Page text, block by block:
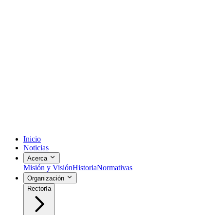
Inicio
Noticias
Acerca
Misión y VisiónHistoriaNormativas
Organización
Rectoría